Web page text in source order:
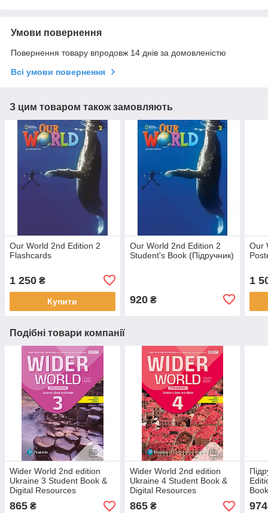
Умови повернення
Повернення товару впродовж 14 днів за домовленістю
Всі умови повернення
З цим товаром також замовляють
Our World 2nd Edition 2
Flashcards
1 250 ₴
Купити
Our World 2nd Edition 2
Student's Book (Підручник)
920₴
Our
1
Подібні товари компанії
Wider World 2nd edition
Ukraine 3 Student Book &
Digital Resources
(Підручник - оригінал)
865 ₴
Wider World 2nd edition
Ukraine 4 Student Book &
Digital Resources
(Підручник - оригінал)
865₴ 974